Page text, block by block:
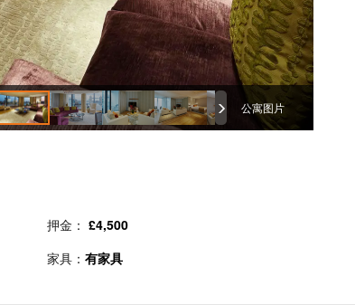
公寓图片
押金： £4,500
家具： 有家具